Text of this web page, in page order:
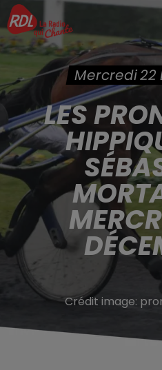
Mercredi
LES
Crédit image: